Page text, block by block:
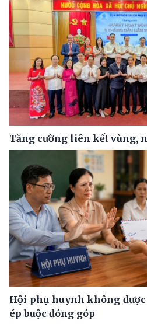
Tăng cường liên kết vùng,
Hội phụ huynh không
ép buộc đóng góp